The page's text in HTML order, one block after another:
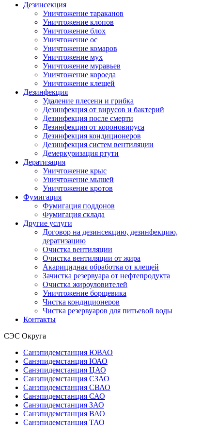
Дезинсекция
Уничтожение тараканов
Уничтожение клопов
Уничтожение блох
Уничтожение ос
Уничтожение комаров
Уничтожение мух
Уничтожение муравьев
Уничтожение короеда
Уничтожение клещей
Дезинфекция
Удаление плесени и грибка
Дезинфекция от вирусов и бактерий
Дезинфекция после смерти
Дезинфекция от короновируса
Дезинфекция кондиционеров
Дезинфекция систем вентиляции
Демеркуризация ртути
Дератизация
Уничтожение крыс
Уничтожение мышей
Уничтожение кротов
Фумигация
Фумигация поддонов
Фумигация склада
Другие услуги
Договор на дезинсекцию, дезинфекцию,
дератизацию
Очистка вентиляции
Очистка вентиляции от жира
Акарицидная обработка от клещей
Зачистка резервуара от нефтепродукта
Очистка жироуловителей
Уничтожение борщевика
Чистка кондиционеров
Чистка резервуаров для питьевой воды
Контакты
СЭС Округа
Санэпидемстанция ЮВАО
Санэпидемстанция ЮАО
Санэпидемстанция ЦАО
Санэпидемстанция СЗАО
Санэпидемстанция СВАО
Санэпидемстанция САО
Санэпидемстанция ЗАО
Санэпидемстанция ВАО
Санэпидемстанция ТАО